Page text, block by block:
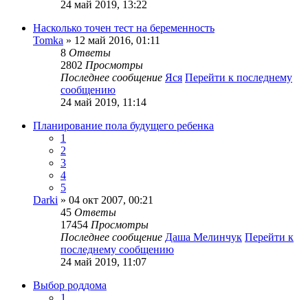
24 май 2019, 13:22
Насколько точен тест на беременность
Tomka » 12 май 2016, 01:11
8 Ответы
2802 Просмотры
Последнее сообщение Яся Перейти к последнему
сообщению
24 май 2019, 11:14
Планирование пола будущего ребенка
1
2
3
4
5
Darki » 04 окт 2007, 00:21
45 Ответы
17454 Просмотры
Последнее сообщение Даша Мелинчук Перейти к
последнему сообщению
24 май 2019, 11:07
Выбор роддома
1